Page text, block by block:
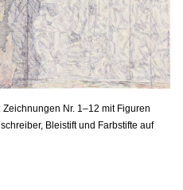
Nr. 1–12 mit Figuren
Bleistift und Farbstifte auf